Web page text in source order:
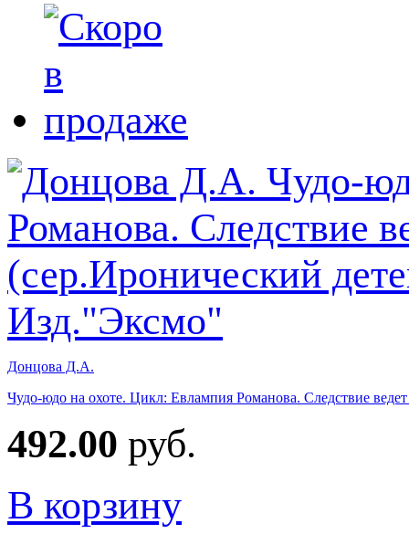
Донцова Д.А.
Чудо-юдо на охоте. Цикл: Евлампия Романова. Следствие
492.00 руб.
В корзину